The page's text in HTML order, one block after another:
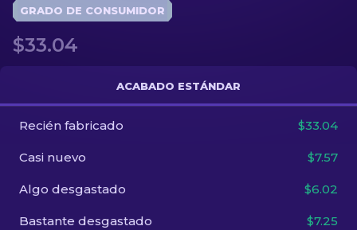
Cuchillos
Guantes
Otro
GRADO DE CONSUMIDOR
$33.04
ACABADO ESTÁNDAR
Recién fabricado $33.04
Casi nuevo $7.57
Algo desgastado $6.02
Bastante desgastado $7.25